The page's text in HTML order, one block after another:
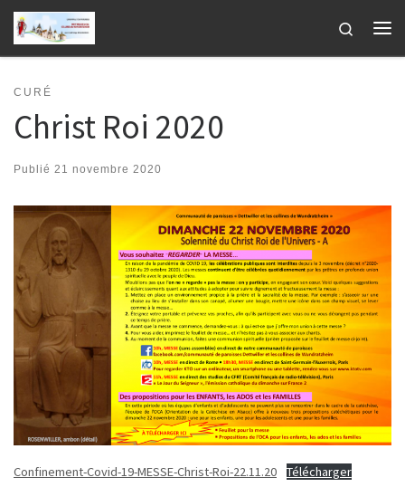
Passer au contenu
Search
CURÉ
Christ Roi 2020
Publié 21 novembre 2020
Confinement-Covid-19-MESSE-Christ-Roi-22.11.20
Télécharger